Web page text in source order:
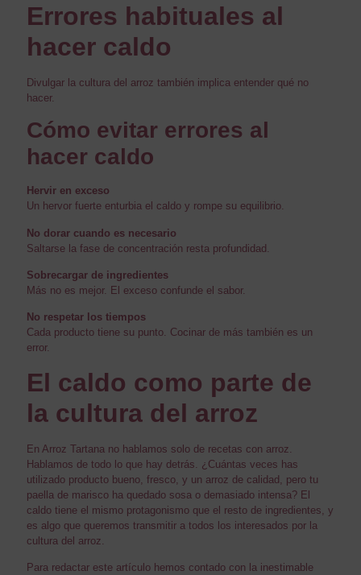
Errores habituales al
hacer caldo
Divulgar la cultura del arroz también implica entender qué no
hacer.
Cómo evitar errores al
hacer caldo
Hervir en exceso
Un hervor fuerte enturbia el caldo y rompe su equilibrio.
No dorar cuando es necesario
Saltarse la fase de concentración resta profundidad.
Sobrecargar de ingredientes
Más no es mejor. El exceso confunde el sabor.
No respetar los tiempos
Cada producto tiene su punto. Cocinar de más también es un
error.
El caldo como parte de
la cultura del arroz
En Arroz Tartana no hablamos solo de recetas con arroz.
Hablamos de todo lo que hay detrás. ¿Cuántas veces has
utilizado producto bueno, fresco, y un arroz de calidad, pero tu
paella de marisco ha quedado sosa o demasiado intensa? El
caldo tiene el mismo protagonismo que el resto de ingredientes, y
es algo que queremos transmitir a todos los interesados por la
cultura del arroz.
Para redactar este artículo hemos contado con la inestimable